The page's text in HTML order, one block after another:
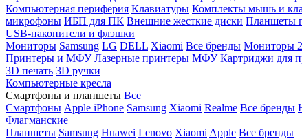
Компьютерная периферия Клавиатуры Комплекты мышь и
микрофоны ИБП для ПК Внешние жесткие диски Планшеты
USB-накопители и флэшки
Мониторы Samsung LG DELL Xiaomi Все бренды Мониторы
Принтеры и МФУ Лазерные принтеры МФУ Картриджи для
3D печать 3D ручки
Компьютерные кресла
Смартфоны и планшеты Все
Смартфоны Apple iPhone Samsung Xiaomi Realme Все бренды
Флагманские
Планшеты Samsung Huawei Lenovo Xiaomi Apple Все бренды